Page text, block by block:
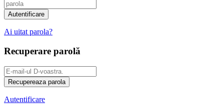
Ai uitat parola?
Recuperare parolă
Autentificare